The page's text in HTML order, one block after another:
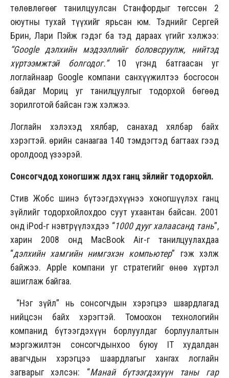
төлөвлөгөөг танилцуулсан Станфордыг төгссөн 2
оюутны тухай түүхийг ярьсан юм. Тэднийг Сергей
Брин, Лари Пэйж гэдэг ба тэд дараах үгийг хэлжээ:
“Googleдэлхийн мэдээллийг боловсруулж, нийтэд
хүртээмжтэй болгодог.”10 үгэнд батгаасан уг
логлайнаар Google компани санхүүжилтээ босгосон
байдаг Мориц уг танилцуулгыг тодорхой бөгөөд
зорилготой байсан гэж хэлжээ.
Логлайн хэлэхэд хялбар, санахад хялбар байх
хэрэгтэй. Өөрийн санаагаа 140 тэмдэгтэд багтаах гээд
оролдоод үзээрэй.
Сонсогчдод хоногшиж үлдэх ганц зүйлийг тодорхойл.
Стив Жобс шинэ бүтээгдэхүүнээ хоногшүүлэх ганц
зүйлийг тодорхойлохдоо суут ухаантан байсан. 2001
онд iPod-г нэвтрүүлэхдээ “1000 дууг халаасанд тань”,
харин 2008 онд MacBook Air-г танилцуулахдаа
“дэлхийн хамгийн нимгэхэн компьютер” гэж хэлж
байжээ. Apple компани уг стратегийг өнөө хүртэл
ашиглаж байгаа.
“Нэг зүйл” нь сонсогчдын хэрэгцээ шаардлагад
нийцсэн байх хэрэгтэй. Томоохон технологийн
компанид бүтээгдэхүүн борлуулдаг борлуулалтын
мэргэжилтэн сонсогчдынхоо буюу IT худалдан
авагчдын хэрэгцээ шаардлагыг хангах логлайн
загварыг хэлсэн: “Манай бүтээгдэхүүн таны гар